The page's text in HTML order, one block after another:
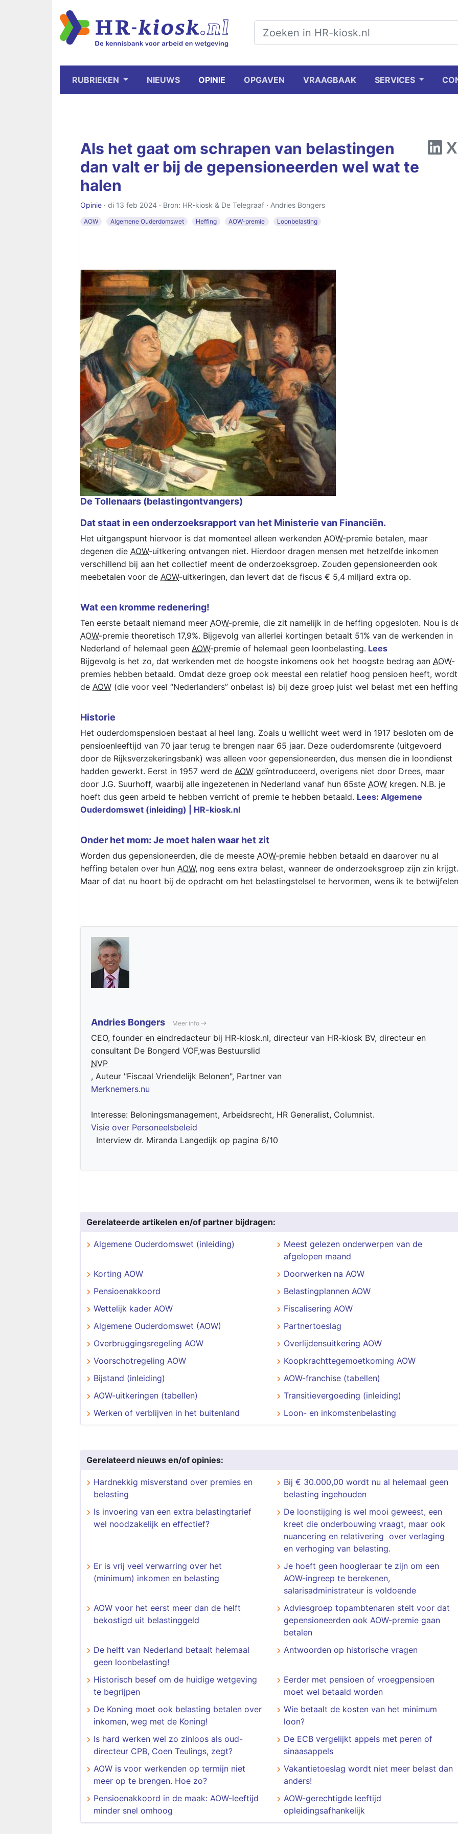
RUBRIEKEN NIEUWS OPINIE OPGAVEN VRAAGBAAK SERVICES
Als het gaat om schrapen van belastingen
dan valt er bij de gepensioneerden wel wat te
halen
Opinie · di 13 feb 2024 · Bron: HR-kiosk & De Telegraaf · Andries Bongers
AOW Algemene Ouderdomswet Heffing AOW-premie Loonbelasting
De Tollenaars (belastingontvangers)
Dat staat in een onderzoeksrapport van het Ministerie van Financiën.
Het uitgangspunt hiervoor is dat momenteel alleen werkenden AOW-premie betalen, maar
degenen die AOW-uitkering ontvangen niet. Hierdoor dragen mensen met hetzelfde inkomen
verschillend bij aan het collectief meent de onderzoeksgroep. Zouden gepensioneerden ook
meebetalen voor de AOW-uitkeringen, dan levert dat de fiscus € 5,4 miljard extra op.
Wat een kromme redenering!
Ten eerste betaalt niemand meer AOW-premie, die zit namelijk in de heffing opgesloten. Nou is
AOW-premie theoretisch 17,9%. Bijgevolg van allerlei kortingen betaalt 51% van de werkenden in
Nederland of helemaal geen AOW-premie of helemaal geen loonbelasting. Lees
Bijgevolg is het zo, dat werkenden met de hoogste inkomens ook het hoogste bedrag aan AOW-
premies hebben betaald. Omdat deze groep ook meestal een relatief hoog pensioen heeft, wordt
de AOW (die voor veel “Nederlanders” onbelast is) bij deze groep juist wel belast met een
Historie
Het ouderdomspensioen bestaat al heel lang. Zoals u wellicht weet werd in 1917 besloten om de
pensioenleeftijd van 70 jaar terug te brengen naar 65 jaar. Deze ouderdomsrente (uitgevoerd
door de Rijksverzekeringsbank) was alleen voor gepensioneerden, dus mensen die in loondienst
hadden gewerkt. Eerst in 1957 werd de AOW geïntroduceerd, overigens niet door Drees, maar
door J.G. Suurhoff, waarbij alle ingezetenen in Nederland vanaf hun 65ste AOW kregen. N.B. je
hoeft dus geen arbeid te hebben verricht of premie te hebben betaald. Lees: Algemene
Ouderdomswet (inleiding) | HR-kiosk.nl
Onder het mom: Je moet halen waar het zit
Worden dus gepensioneerden, die de meeste AOW-premie hebben betaald en daarover nu al
heffing betalen over hun AOW, nog eens extra belast, wanneer de onderzoeksgroep zijn zin krijgt.
Maar of dat nu hoort bij de opdracht om het belastingstelsel te hervormen, wens ik te
Andries Bongers Meer info
CEO, founder en eindredacteur bij HR-kiosk.nl, directeur van HR-kiosk BV, directeur en
consultant De Bongerd VOF,was Bestuurslid
NVP
, Auteur "Fiscaal Vriendelijk Belonen", Partner van
Merknemers.nu
Interesse: Beloningsmanagement, Arbeidsrecht, HR Generalist, Columnist.
Visie over Personeelsbeleid
Interview dr. Miranda Langedijk op pagina 6/10
Gerelateerde artikelen en/of partner bijdragen:
Algemene Ouderdomswet (inleiding)
Meest gelezen onderwerpen van de
afgelopen maand
Korting AOW
Doorwerken na AOW
Pensioenakkoord
Belastingplannen AOW
Wettelijk kader AOW
Fiscalisering AOW
Algemene Ouderdomswet (AOW)
Partnertoeslag
Overbruggingsregeling AOW
Overlijdensuitkering AOW
Voorschotregeling AOW
Koopkrachttegemoetkoming AOW
Bijstand (inleiding)
AOW-franchise (tabellen)
AOW-uitkeringen (tabellen)
Transitievergoeding (inleiding)
Werken of verblijven in het buitenland
Loon- en inkomstenbelasting
Gerelateerd nieuws en/of opinies:
Hardnekkig misverstand over premies en
belasting
Bij € 30.000,00 wordt nu al helemaal geen
belasting ingehouden
Is invoering van een extra belastingtarief
wel noodzakelijk en effectief?
De loonstijging is wel mooi geweest, een
kreet die onderbouwing vraagt, maar ook
nuancering en relativering over verlaging
en verhoging van belasting.
Er is vrij veel verwarring over het
(minimum) inkomen en belasting
Je hoeft geen hoogleraar te zijn om een
AOW-ingreep te berekenen,
salarisadministrateur is voldoende
AOW voor het eerst meer dan de helft
bekostigd uit belastinggeld
Adviesgroep topambtenaren stelt voor dat
gepensioneerden ook AOW-premie gaan
betalen
De helft van Nederland betaalt helemaal
geen loonbelasting!
Antwoorden op historische vragen
Historisch besef om de huidige wetgeving
te begrijpen
Eerder met pensioen of vroegpensioen
moet wel betaald worden
De Koning moet ook belasting betalen over
inkomen, weg met de Koning!
Wie betaalt de kosten van het minimum
loon?
Is hard werken wel zo zinloos als oud-
directeur CPB, Coen Teulings, zegt?
De ECB vergelijkt appels met peren of
sinaasappels
AOW is voor werkenden op termijn niet
meer op te brengen. Hoe zo?
Vakantietoeslag wordt niet meer belast dan
anders!
Pensioenakkoord in de maak: AOW-leeftijd
minder snel omhoog
AOW-gerechtigde leeftijd
opleidingsafhankelijk